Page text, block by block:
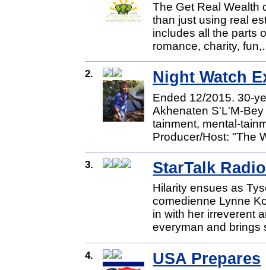
The Get Real Wealth
than just using real
includes all the parts
romance, charity,
2. Night Watch
Ended 12/2015. 30-
Akhenaten S'L'M-
tainment, mental-
Producer/Host: "The
3. StarTalk Radio
Hilarity ensues as
comedienne Lynne
in with her irreverent
everyman and brings
4. USA Prepares